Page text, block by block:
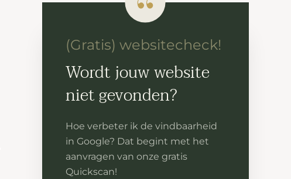
(Gratis) websitecheck!
Wordt jouw website
niet gevonden?
Hoe verbeter ik de vindbaarheid
in Google? Dat begint met het
aanvragen van onze gratis
Quickscan!